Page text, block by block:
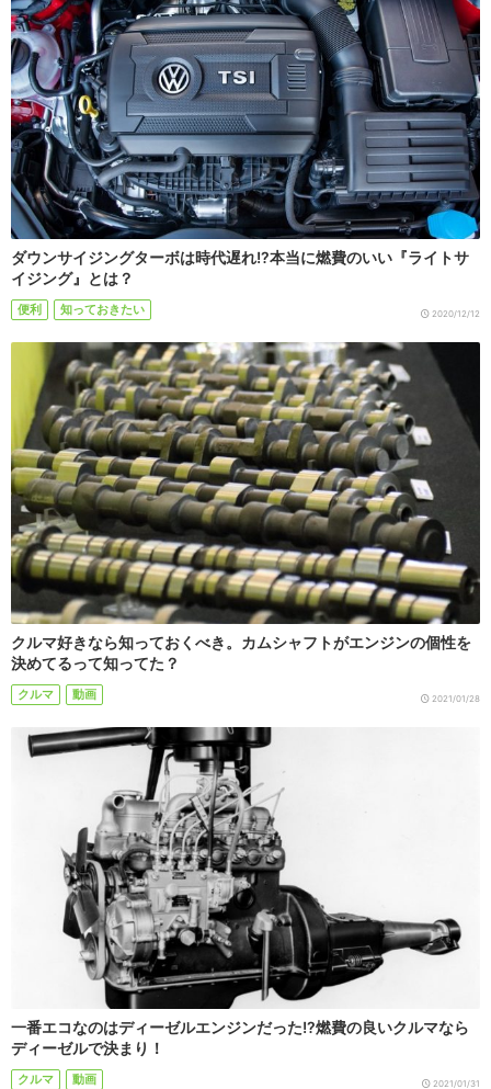
ダウンサイジングターボは時代遅れ!?本当に燃費のいい『ライトサ
イジング』とは？
便利 知っておきたい 2020/12/12
クルマ好きなら知っておくべき。カムシャフトがエンジンの個性を
決めてるって知ってた？
クルマ 動画 2021/01/28
一番エコなのはディーゼルエンジンだった!?燃費の良いクルマなら
ディーゼルで決まり！
クルマ 動画 2021/01/31